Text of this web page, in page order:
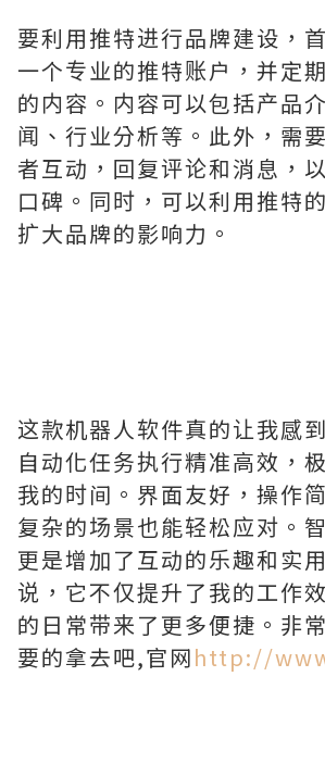
要利用推特进行品牌建设，
一个专业的推特账户，并定
的内容。内容可以包括产品
闻、行业分析等。此外，需
者互动，回复评论和消息，
口碑。同时，可以利用推特
扩大品牌的影响力。
这款机器人软件真的让我感
自动化任务执行精准高效，
我的时间。界面友好，操作
复杂的场景也能轻松应对。
更是增加了互动的乐趣和实
说，它不仅提升了我的工作
的日常带来了更多便捷。非
要的拿去吧,官网http://